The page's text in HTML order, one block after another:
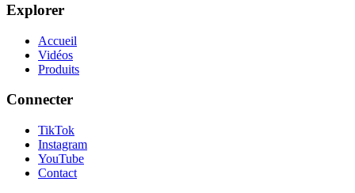
Explorer
Accueil
Vidéos
Produits
Connecter
TikTok
Instagram
YouTube
Contact